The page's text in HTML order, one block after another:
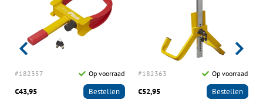
#182357 Op voorraad
€43,95 Bestellen
#182363 Op voorraad
€52,95 Bestellen